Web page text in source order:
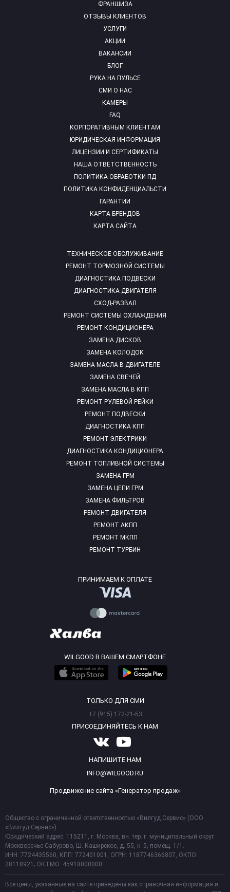
ФРАНШИЗА
ОТЗЫВЫ КЛИЕНТОВ
УСЛУГИ
АКЦИИ
ВАКАНСИИ
БЛОГ
РУКА НА ПУЛЬСЕ
СМИ О НАС
КАМЕРЫ
FAQ
ТЕХНИЧЕСКОЕ ОБСЛУЖИВАНИЕ
РЕМОНТ ТОРМОЗНОЙ СИСТЕМЫ
ДИАГНОСТИКА ПОДВЕСКИ
ДИАГНОСТИКА ДВИГАТЕЛЯ
СХОД-РАЗВАЛ
РЕМОНТ СИСТЕМЫ ОХЛАЖДЕНИЯ
РЕМОНТ КОНДИЦИОНЕРА
ЗАМЕНА ДИСКОВ
ЗАМЕНА КОЛОДОК
ЗАМЕНА МАСЛА В ДВИГАТЕЛЕ
ЗАМЕНА СВЕЧЕЙ
ЗАМЕНА МАСЛА В КПП
РЕМОНТ РУЛЕВОЙ РЕЙКИ
РЕМОНТ ПОДВЕСКИ
ДИАГНОСТИКА КПП
РЕМОНТ ЭЛЕКТРИКИ
ДИАГНОСТИКА КОНДИЦИОНЕРА
РЕМОНТ ТОПЛИВНОЙ СИСТЕМЫ
ЗАМЕНА ГРМ
ЗАМЕНА ЦЕПИ ГРМ
ЗАМЕНА ФИЛЬТРОВ
РЕМОНТ ДВИГАТЕЛЯ
РЕМОНТ АКПП
РЕМОНТ МКПП
РЕМОНТ ТУРБИН
КОРПОРАТИВНЫМ КЛИЕНТАМ
ЮРИДИЧЕСКАЯ ИНФОРМАЦИЯ
ЛИЦЕНЗИИ И СЕРТИФИКАТЫ
НАША ОТВЕТСТВЕННОСТЬ
ПОЛИТИКА ОБРАБОТКИ ПД
ПОЛИТИКА КОНФИДЕНЦИАЛЬСТИ
ГАРАНТИИ
КАРТА БРЕНДОВ
КАРТА САЙТА
ПРИНИМАЕМ К ОПЛАТЕ
WILGOOD В ВАШЕМ СМАРТФОНЕ
ТОЛЬКО ДЛЯ СМИ
+7 (915) 172-21-53
ПРИСОЕДИНЯЙТЕСЬ К НАМ
НАПИШИТЕ НАМ
INFO@WILGOOD.RU
Продвижение сайта «Генератор продаж»
Общество с ограниченной ответственностью «Вилгуд Сервис» (ООО
«Вилгуд Сервис»)
Юридический адрес: 115211, г. Москва, вн. тер. г. муниципальный округ
Москворечье-Сабурово, Ш. Каширское, д. 55, к. 5, помещ. 1/1.
ИНН: 7724435560, КПП: 772401001, ОГРН: 1187746366807, ОКПО:
28118921; ОКТМО: 45918000000
Все цены, указанные на сайте приведены как справочная информация и